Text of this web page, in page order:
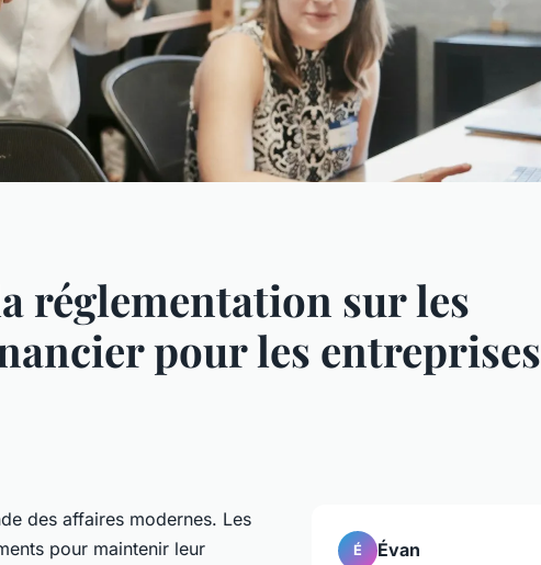
réglementation sur les
pour les entreprises
des affaires modernes. Les
pour maintenir leur
É Évan